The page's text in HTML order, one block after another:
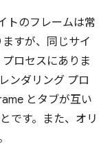
トのフレームは常
すが、同じサイ
ロセスにありま
ンダリング プロ
とタブが互い
です。また、オリ